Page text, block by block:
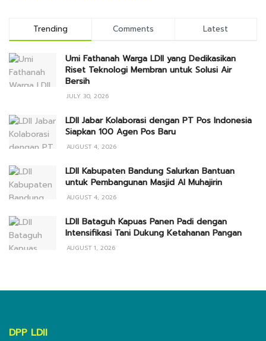
Trending Comments Latest
Umi Fathanah Warga LDII yang Dedikasikan
Riset Teknologi Membran untuk Solusi Air
Bersih
JULY 30, 2026
LDII Jabar Kolaborasi dengan PT Pos Indonesia
Siapkan 100 Agen Pos Baru
AUGUST 4, 2026
LDII Kabupaten Bandung Salurkan Bantuan
untuk Pembangunan Masjid Al Muhajirin
AUGUST 4, 2026
LDII Bataguh Kapuas Panen Padi dengan
Intensifikasi Tani Dukung Ketahanan Pangan
AUGUST 1, 2026
DPP LDII